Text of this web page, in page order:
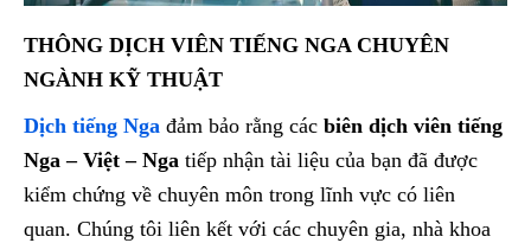
THÔNG DỊCH VIÊN TIẾNG NGA CHUYÊN
NGÀNH KỸ THUẬT
Dịch tiếng Nga đảm bảo rằng các biên dịch viên tiếng
Nga – Việt – Nga tiếp nhận tài liệu của bạn đã được
kiểm chứng về chuyên môn trong lĩnh vực có liên
quan. Chúng tôi liên kết với các chuyên gia, nhà khoa